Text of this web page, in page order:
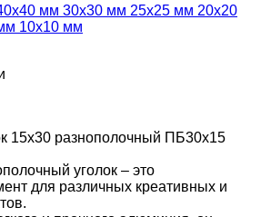
мм 30х30 мм 25х25 мм 20х20
10х10 мм
15х30 разнополочный ПБ30х15
уголок – это
для различных креативных и